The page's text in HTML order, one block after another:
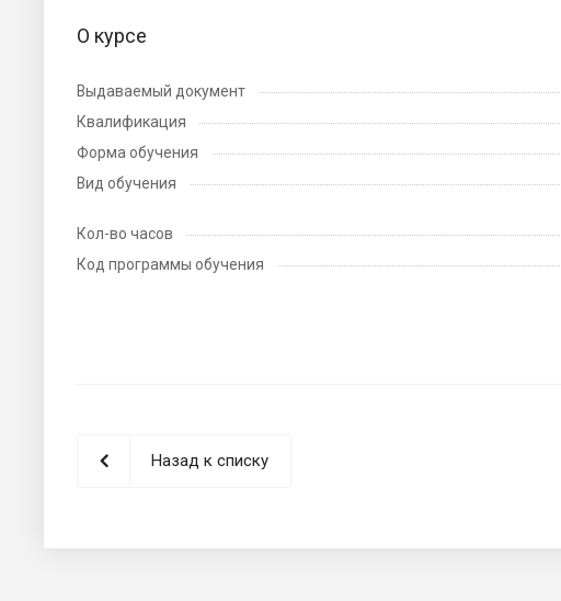
О курсе
Выдаваемый документ
Квалификация
Форма обучения
Вид обучения
Кол-во часов
Код программы обучения
Назад к списку